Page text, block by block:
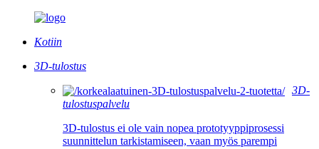
Kotiin
3D-tulostus
3D-
tulostuspalvelu
3D-tulostus ei ole vain nopea prototyyppiprosessi
suunnittelun tarkistamiseen, vaan myös parempi